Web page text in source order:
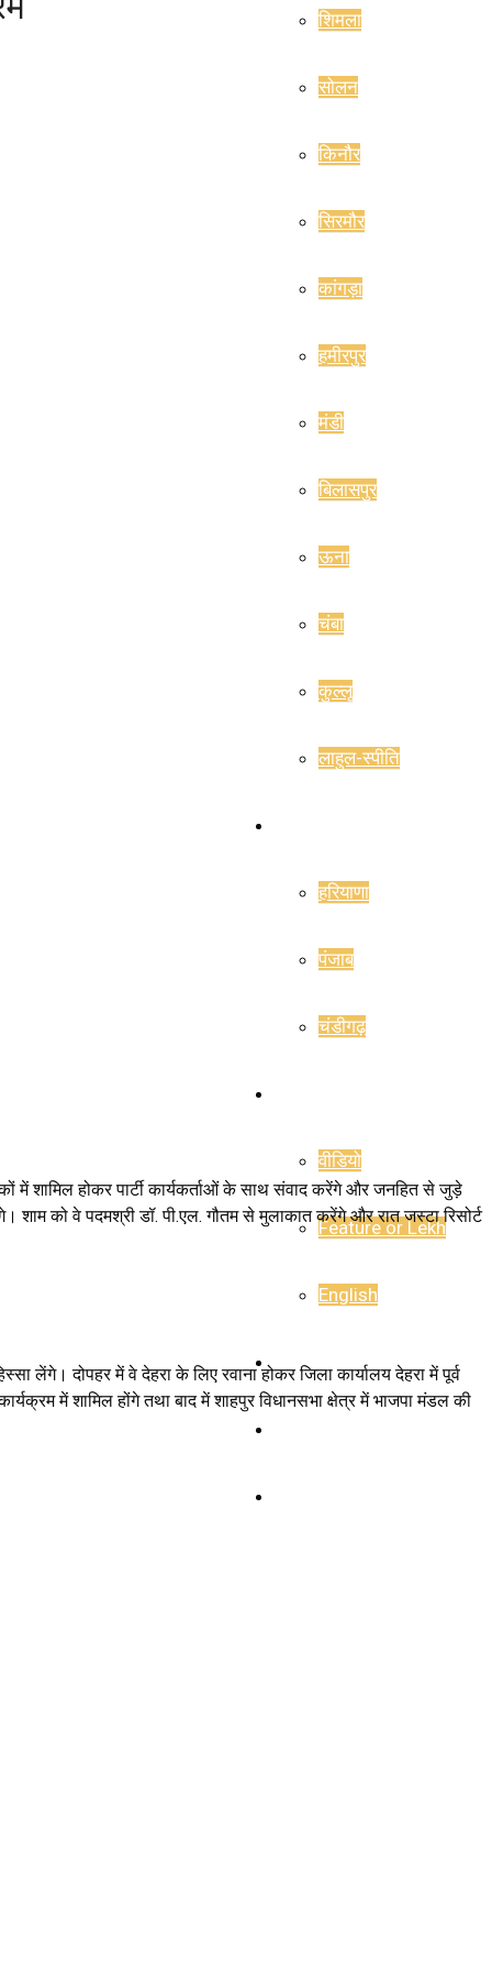
शिमला
सोलन
किनौर
सिरमौर
कांगड़ा
हमीरपुर
मंडी
बिलासपुर
ऊना
चंबा
कुल्लू
लाहुल-स्पीति
हरियाणा
पंजाब
चंडीगढ़
वीडियो
Feature or Lekh
English
E-Paper
में शामिल होकर पार्टी कार्यकर्ताओं के साथ संवाद करेंगे और जनहित से जुड़े
को वे पदमश्री डॉ. पी.एल. गौतम से मुलाकात करेंगे और रात जस्टा रिसोर्ट
लेंगे। दोपहर में वे देहरा के लिए रवाना होकर जिला कार्यालय देहरा में पूर्व
में शामिल होंगे तथा बाद में शाहपुर विधानसभा क्षेत्र में भाजपा मंडल की